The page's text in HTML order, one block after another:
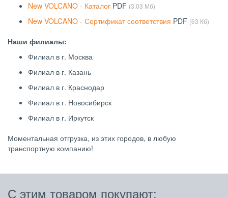
New VOLCANO - Каталог PDF (3.03 Мб)
New VOLCANO - Сертификат соответствия PDF (63 Кб)
Наши филиалы:
Филиал в г. Москва
Филиал в г. Казань
Филиал в г. Краснодар
Филиал в г. Новосибирск
Филиал в г. Иркутск
Моментальная отгрузка, из этих городов, в любую
транспортную компанию!
С этим товаром покупают: